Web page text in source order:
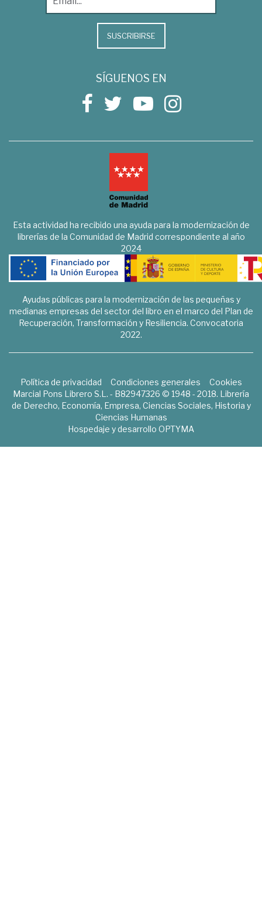
SUSCRIBIRSE
SÍGUENOS EN
Esta actividad ha recibido una ayuda para la modernización de
librerías de la Comunidad de Madrid correspondiente al año
2024
Ayudas públicas para la modernización de las pequeñas y
medianas empresas del sector del libro en el marco del Plan de
Recuperación, Transformación y Resiliencia. Convocatoria
2022.
Política de privacidad Condiciones generales
Cookies
Marcial Pons Librero S.L. - B82947326 © 1948 - 2018. Librería
de Derecho, Economía, Empresa, Ciencias Sociales, Historia y
Ciencias Humanas
Hospedaje y desarrollo OPTYMA